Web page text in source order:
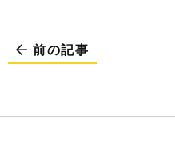
前の記事